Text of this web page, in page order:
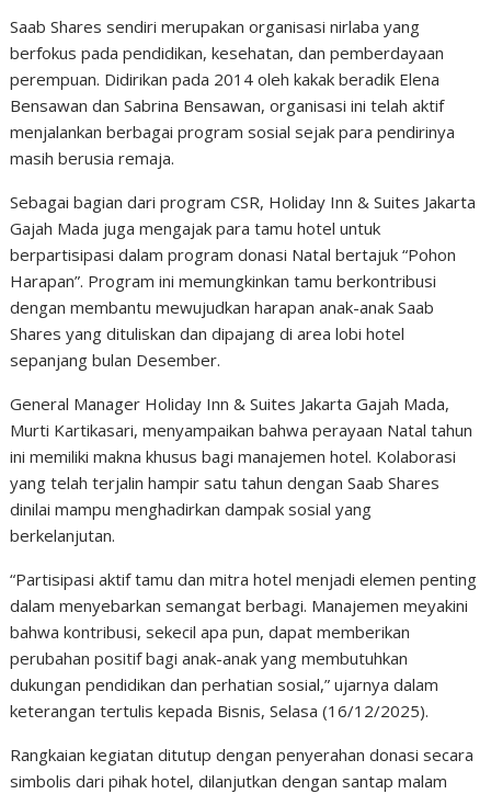
Saab Shares sendiri merupakan organisasi nirlaba yang
berfokus pada pendidikan, kesehatan, dan pemberdayaan
perempuan. Didirikan pada 2014 oleh kakak beradik Elena
Bensawan dan Sabrina Bensawan, organisasi ini telah aktif
menjalankan berbagai program sosial sejak para pendirinya
masih berusia remaja.
Sebagai bagian dari program CSR, Holiday Inn & Suites Jakarta
Gajah Mada juga mengajak para tamu hotel untuk
berpartisipasi dalam program donasi Natal bertajuk “Pohon
Harapan”. Program ini memungkinkan tamu berkontribusi
dengan membantu mewujudkan harapan anak-anak Saab
Shares yang dituliskan dan dipajang di area lobi hotel
sepanjang bulan Desember.
General Manager Holiday Inn & Suites Jakarta Gajah Mada,
Murti Kartikasari, menyampaikan bahwa perayaan Natal tahun
ini memiliki makna khusus bagi manajemen hotel. Kolaborasi
yang telah terjalin hampir satu tahun dengan Saab Shares
dinilai mampu menghadirkan dampak sosial yang
berkelanjutan.
“Partisipasi aktif tamu dan mitra hotel menjadi elemen penting
dalam menyebarkan semangat berbagi. Manajemen meyakini
bahwa kontribusi, sekecil apa pun, dapat memberikan
perubahan positif bagi anak-anak yang membutuhkan
dukungan pendidikan dan perhatian sosial,” ujarnya dalam
keterangan tertulis kepada Bisnis, Selasa (16/12/2025).
Rangkaian kegiatan ditutup dengan penyerahan donasi secara
simbolis dari pihak hotel, dilanjutkan dengan santap malam